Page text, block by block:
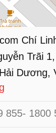
Chí
Trãi
Dương,
855- 1800